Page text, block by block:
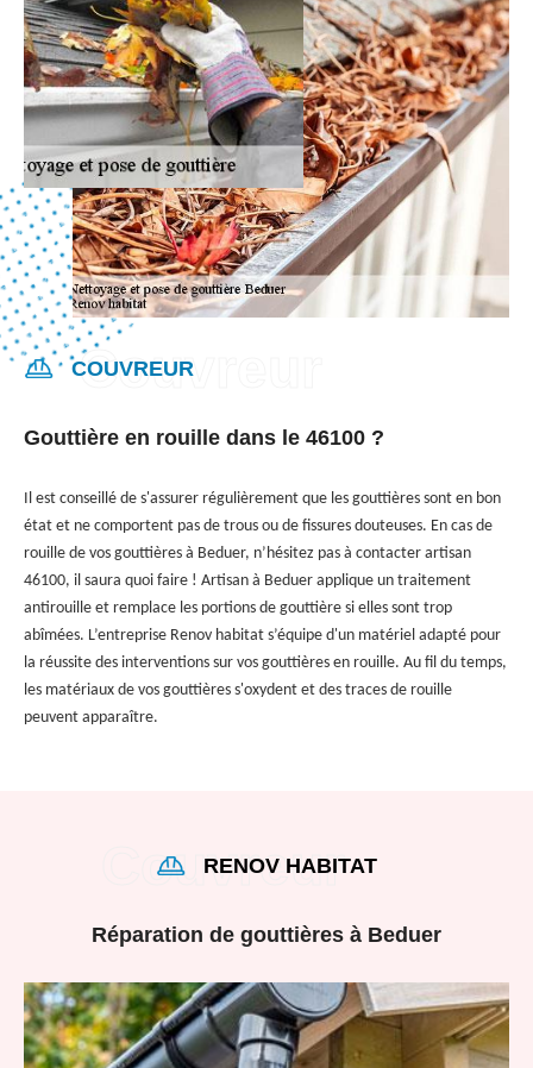
COUVREUR
Gouttière en rouille dans le 46100 ?
Il est conseillé de s'assurer régulièrement que les gouttières sont en bon
état et ne comportent pas de trous ou de fissures douteuses. En cas de
rouille de vos gouttières à Beduer, n’hésitez pas à contacter artisan
46100, il saura quoi faire ! Artisan à Beduer applique un traitement
antirouille et remplace les portions de gouttière si elles sont trop
abîmées. L’entreprise Renov habitat s’équipe d'un matériel adapté pour
la réussite des interventions sur vos gouttières en rouille. Au fil du temps,
les matériaux de vos gouttières s'oxydent et des traces de rouille
peuvent apparaître.
RENOV HABITAT
Réparation de gouttières à Beduer